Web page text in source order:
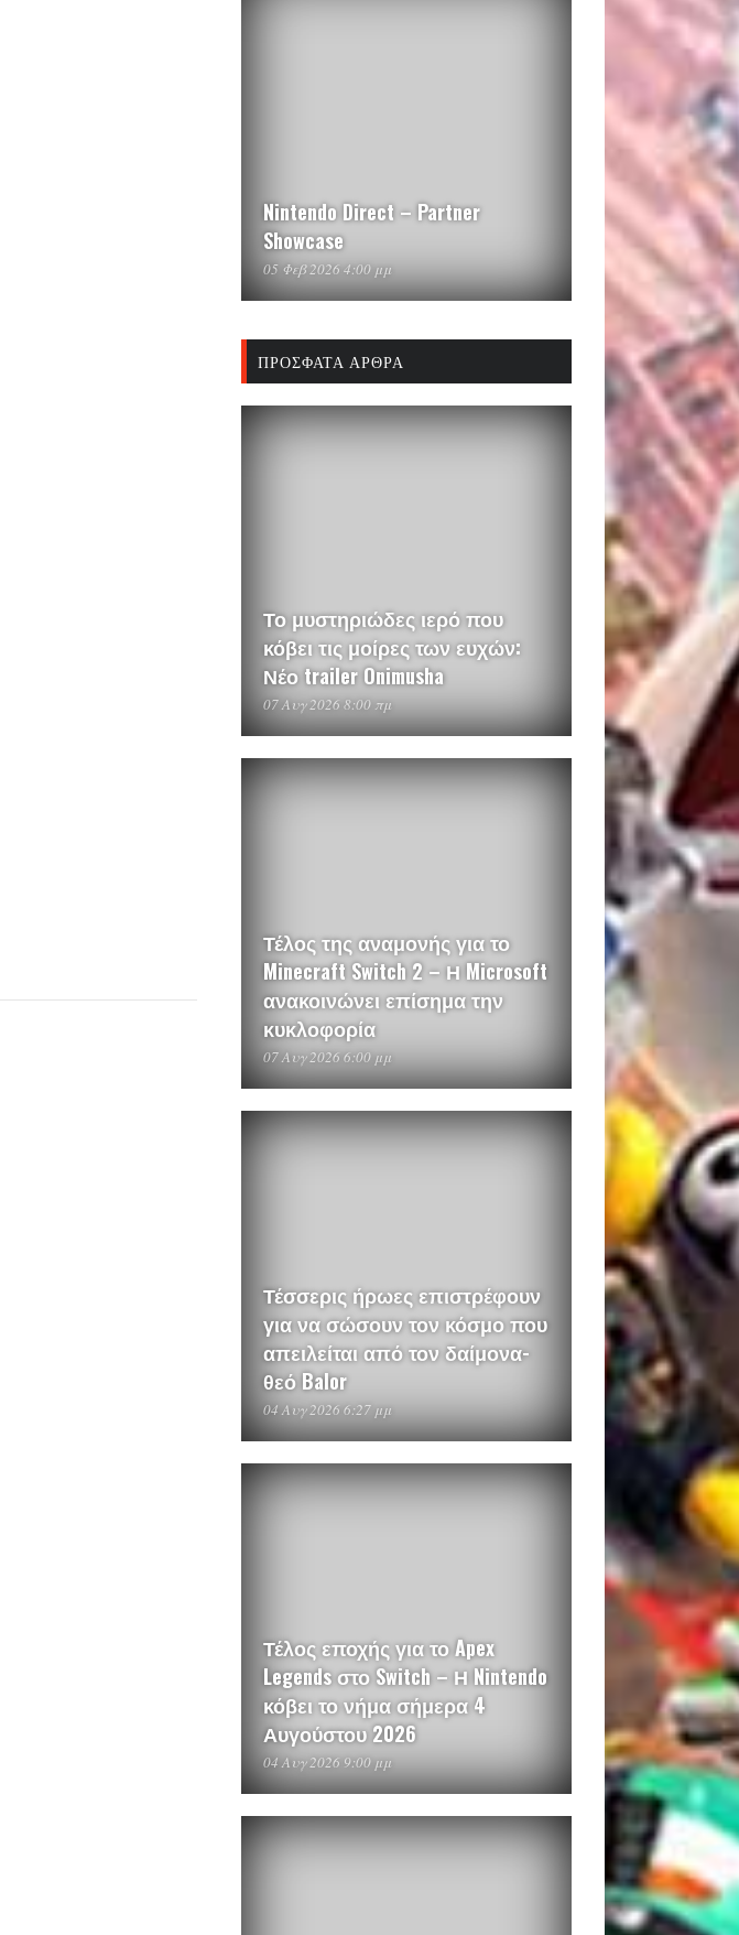
Nintendo Direct – Partner
Showcase
05 Φεβ 2026 4:00 μμ
ΠΡΌΣΦΑΤΑ ΆΡΘΡΑ
Το μυστηριώδες ιερό που
κόβει τις μοίρες των ευχών:
Νέο trailer Onimusha
07 Αυγ 2026 8:00 πμ
Τέλος της αναμονής για το
Minecraft Switch 2 – Η Microsoft
ανακοινώνει επίσημα την
κυκλοφορία
07 Αυγ 2026 6:00 μμ
Τέσσερις ήρωες επιστρέφουν
για να σώσουν τον κόσμο που
απειλείται από τον δαίμονα-
θεό Balor
04 Αυγ 2026 6:27 μμ
Τέλος εποχής για το Apex
Legends στο Switch – Η Nintendo
κόβει το νήμα σήμερα 4
Αυγούστου 2026
04 Αυγ 2026 9:00 μμ